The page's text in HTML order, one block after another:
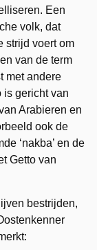
Een
volk, dat
strijd voert om
van de term
met andere
is gericht van
Arabieren en
ook de
‘nakba’ en de
Getto van
bestrijden,